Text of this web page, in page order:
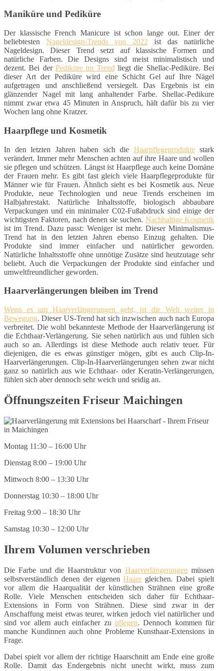
Maniküre und Pediküre
Der klassische French Manicure ist schon lange out. Einer der
beliebtesten Nageldesign-Trends von 2022 ist das natürliche
Nageldesign. Dieser Trend setzt auf klassische Formen und
natürliche Farben. Die Designs sind meist minimalistisch und
dezent. Bei der Pediküre im Trend liegt die Shellac-Pediküre. Bei
dieser Art der Pediküre wird eine Schicht Gel auf Ihre Nägel
aufgetragen und anschließend versiegelt. Das Ergebnis ist ein
glänzender Nagel mit lang anhaltender Farbe. Shellac-Pedikure
nimmt zwar etwa 45 Minuten in Anspruch, hält dafür bis zu vier
Wochen lang ohne Kratzer.
Haarpflege und Kosmetik
In den letzten Jahren haben sich die Haarpflegeproduktestark
verändert. Immer mehr Menschen achten auf ihre Haare und wollen
sie pflegen und schützen. Längst ist Haarpflege auch keine Domäne
der Frauen mehr. Es gibt fast gleich viele Haarpflegeprodukte für
Männer wie für Frauen. Ähnlich sieht es bei Kosmetik aus. Neue
Produkte, neue Technologien und neue Trends erscheinen im
Halbjahrestakt. Natürliche Inhaltsstoffe, biologisch abbaubare
Verpackungen und ein minimaler C02-Fußabdruck sind einige der
wichtigsten Faktoren, nach denen sie suchen. Nachhaltige Kosmetik
ist im Trend. Dazu passt: Weniger ist mehr. Dieser Minimalismus-
Trend hat in den letzten Jahren ebenso Einzug gehalten. Die
Produkte sind immer einfacher und natürlicher geworden.
Natürliche Inhaltsstoffe ohne unnötige Zusätze sind heutzutage sehr
beliebt. Auch die Verpackungen der Produkte sind einfacher und
umweltfreundlicher geworden.
Haarverlängerungen bleiben im Trend
Wenn es um Haarverlängerungen geht, ist die Welt weiter in
Bewegung. Dieser US-Trend hat sich inzwischen auch nach Europa
verbreitet. Die wohl bekannteste Methode der Haarverlängerung ist
die Echthaar-Verlängerung. Sie sehen natürlich aus und fühlen sich
auch so an. Allerdings ist diese Methode auch relativ teuer. Für
diejenigen, die es etwas günstiger mögen, gibt es auch Clip-In-
Haarverlängerungen. Clip-In-Haarverlängerungen sehen zwar nicht
ganz so natürlich aus wie Echthaar- oder Keratin-Verlängerungen,
fühlen sich aber dennoch sehr weich und seidig an.
Öffnungszeiten Friseur Maichingen
Montag 11:30 – 16:00 Uhr
Dienstag 8:00 – 19:00 Uhr
Mittwoch 8:00 – 13:30 Uhr
Donnerstag 10:30 – 18:00 Uhr
Freitag 9:00 – 18:30 Uhr
Samstag 10:30 – 12:00 Uhr
Ihrem Volumen verschrieben
Die Farbe und die Haarstruktur von Haarverlängerungen müssen
selbstverständlich denen der eigenenHaare gleichen. Dabei spielt
vor allem die Haarqualität der künstlichen Strähnen eine große
Rolle. Viele Menschen entscheiden sich daher für Echthaar-
Extensions in Form von Strähnen. Diese sind zwar in der
Anschaffung meist etwas teurer, wirken jedoch viel natürlicher und
sind vor allem auch einfacher zu pflegen. Dennoch kommen für
manche Kundinnen auch ohne Probleme Kunsthaar-Extensions in
Frage.
Dabei spielt vor allem der richtige Haarschnitt am Ende eine große
Rolle. Damit das Endergebnis nicht unecht wirkt, muss zum